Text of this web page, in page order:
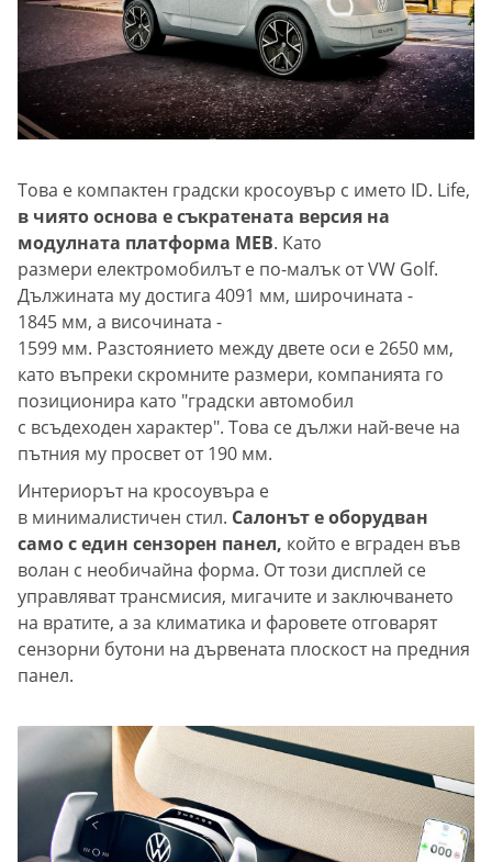
Това е компактен градски кросоувър с името ID. Life,
в чиято основа е съкратената версия на
модулната платформа MEB. Като
размери електромобилът е по-малък от VW Golf.
Дължината му достига 4091 мм, широчината -
1845 мм, а височината -
1599 мм. Разстоянието между двете оси е 2650 мм,
като въпреки скромните размери, компанията го
позиционира като "градски автомобил
с всъдеходен характер". Това се дължи най-вече на
пътния му просвет от 190 мм.
Интериорът на кросоувъра е
в минималистичен стил. Салонът е оборудван
само с един сензорен панел, който е вграден във
волан с необичайна форма. От този дисплей се
управляват трансмисия, мигачите и заключването
на вратите, а за климатика и фаровете отговарят
сензорни бутони на дървената плоскост на предния
панел.